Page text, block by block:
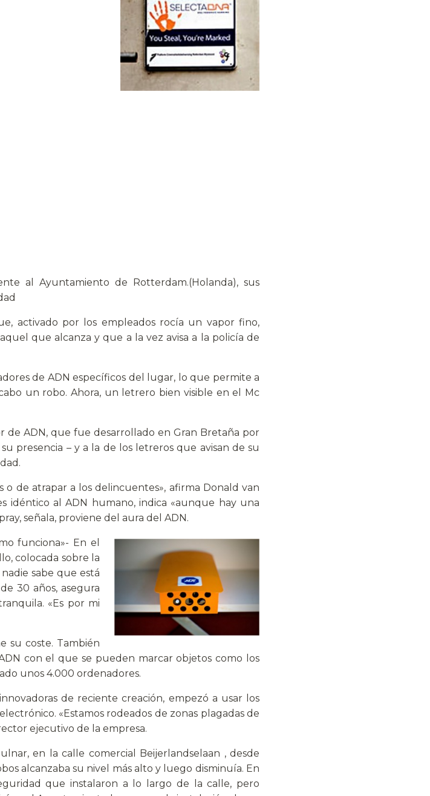
al Ayuntamiento de Rotterdam.(Holanda), sus
activado por los empleados rocía un vapor fino,
que alcanza y que a la vez avisa a la policía de
de ADN específicos del lugar, lo que permite a
un robo. Ahora, un letrero bien visible en el Mc
de ADN, que fue desarrollado en Gran Bretaña por
presencia – y a la de los letreros que avisan de su
de atrapar a los delincuentes», afirma Donald van
idéntico al ADN humano, indica «aunque hay una
señala, proviene del aura del ADN.
funciona»- En el
colocada sobre la
sabe que está
30 años, asegura
«Es por mi
su coste. También
con el que se pueden marcar objetos como los
unos 4.000 ordenadores.
de reciente creación, empezó a usar los
«Estamos rodeados de zonas plagadas de
ejecutivo de la empresa.
en la calle comercial Beijerlandselaan , desde
alcanzaba su nivel más alto y luego disminuía. En
que instalaron a lo largo de la calle, pero